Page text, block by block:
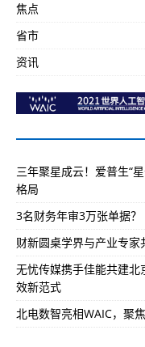
焦点
省市
资讯
三年聚星成云！爱普生“
格局
3名财务年审3万张单据？
财新圆桌学界与产业专
无忧传媒携手佳能共建北
效新范式
北电数智亮相WAIC，聚